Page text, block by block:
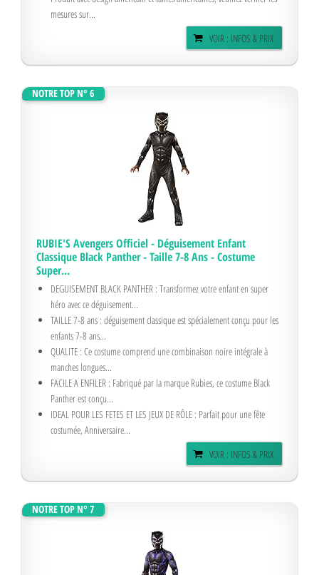
mesures sur...
VOIR : INFOS & PRIX
NOTRE TOP N° 6
RUBIE'S Avengers Officiel - Déguisement Enfant
Classique Black Panther - Taille 7-8 Ans - Costume
Super...
DEGUISEMENT BLACK PANTHER : Transformez votre enfant en super
héro avec ce déguisement...
TAILLE 7-8 ans : déguisement classique est spécialement conçu pour les
enfants 7-8 ans...
QUALITE : Ce costume comprend une combinaison noire intégrale à
manches longues...
FACILE A ENFILER : Fabriqué par la marque Rubies, ce costume Black
Panther est conçu...
IDEAL POUR LES FETES ET LES JEUX DE RÔLE : Parfait pour une fête
costumée, Anniversaire...
VOIR : INFOS & PRIX
NOTRE TOP N° 7